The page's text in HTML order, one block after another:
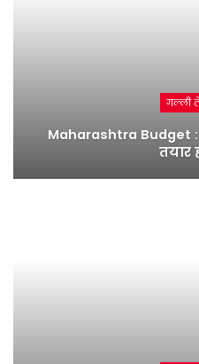
गल्ली
Maharashtra Budget
तयार